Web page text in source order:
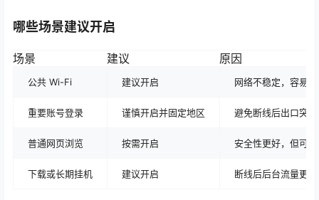
哪些场景建议开启
场景 建议 原因
公共 Wi-Fi 建议开启 网络不稳定，容易
重要账号登录 谨慎开启并固定地区 避免断线后出口突
普通网页浏览 按需开启 安全性更好，但可
下载或长期挂机 建议开启 断线后后台流量更